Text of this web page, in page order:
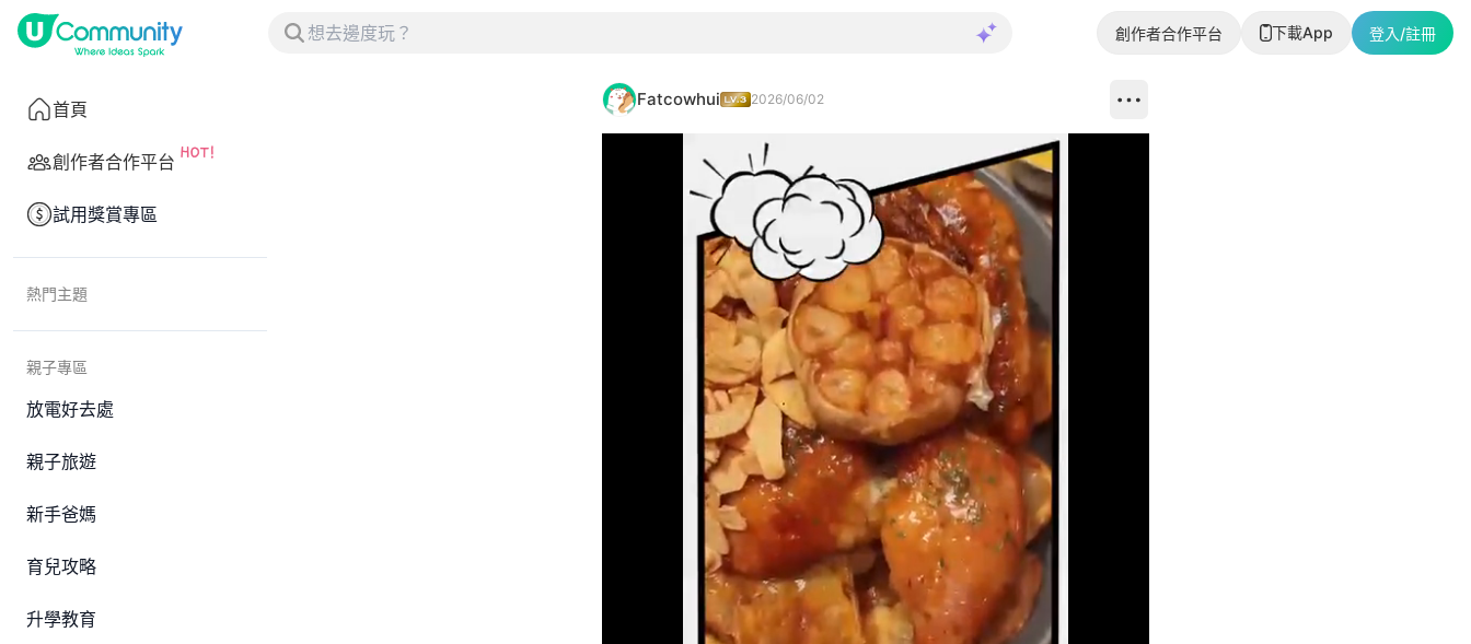
創作者合作平台 下載App 登入/註冊
首頁
創作者合作平台
試用獎賞專區
熱門主題
親子專區
放電好去處
親子旅遊
新手爸媽
育兒攻略
升學教育
Fatcowhui 2026/06/02